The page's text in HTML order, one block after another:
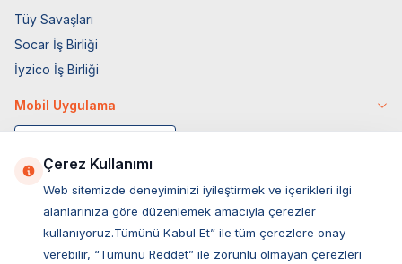
Tüy Savaşları
Socar İş Birliği
İyzico İş Birliği
Mobil Uygulama
Çerez Kullanımı
Web sitemizde deneyiminizi iyileştirmek ve içerikleri ilgi
alanlarınıza göre düzenlemek amacıyla çerezler
kullanıyoruz.Tümünü Kabul Et” ile tüm çerezlere onay
verebilir, “Tümünü Reddet” ile zorunlu olmayan çerezleri